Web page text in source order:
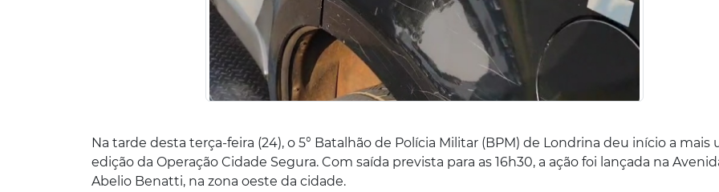
Na tarde desta terça-feira (24), o 5° Batalhão de Polícia Militar (BPM) de Londrina deu início a mais
edição da Operação Cidade Segura. Com saída prevista para as 16h30, a ação foi lançada na
Abelio Benatti, na zona oeste da cidade.